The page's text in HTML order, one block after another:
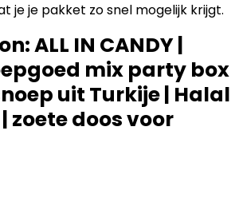
je je pakket zo snel mogelijk krijgt.
ALL IN CANDY |
mix party box
uit Turkije | Halal
zoete doos voor